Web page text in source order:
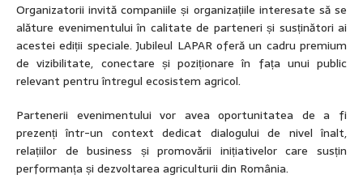
Organizatorii invită companiile și organizațiile interesate să se
alăture evenimentului în calitate de parteneri și susținători ai
acestei ediții speciale. Jubileul LAPAR oferă un cadru premium
de vizibilitate, conectare și poziționare în fața unui public
relevant pentru întregul ecosistem agricol.
Partenerii evenimentului vor avea oportunitatea de a fi
prezenți într-un context dedicat dialogului de nivel înalt,
relațiilor de business și promovării inițiativelor care susțin
performanța și dezvoltarea agriculturii din România.